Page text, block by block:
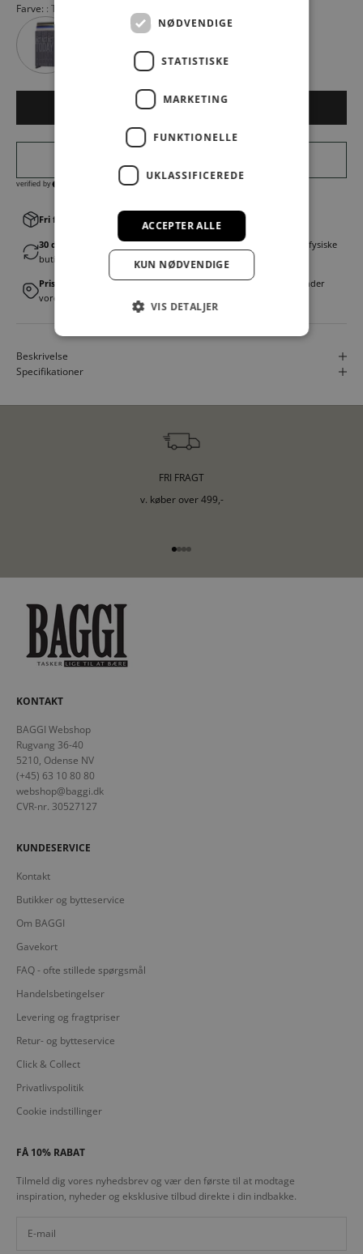
Farve: Titanium
Fri fragt v. køb over 499,00 kr.│Levering 1-3 hverdage
30 dages fortrydelsesret│Byt eller returner gratis i en af vores fysiske
butikker
Prismatch
│Vi tilbyder landsdækkende prisgaranti. Læs mere under
vores FAQ
Beskrivelse
Specifikationer
FRI FRAGT
v. køber over 499,-
Gå til element 1
Gå til element 2
Gå til element 3
Gå til element 4
KONTAKT
BAGGI Webshop
Rugvang 36-40
5210, Odense NV
(+45) 63 10 80 80
webshop@baggi.dk
CVR-nr. 30527127
KUNDESERVICE
Kontakt
Butikker og bytteservice
Om BAGGI
Gavekort
FAQ - ofte stillede spørgsmål
Handelsbetingelser
Levering og fragtpriser
Retur- og bytteservice
Click & Collect
Privatlivspolitik
Cookie indstillinger
FÅ 10% RABAT
Tilmeld dig vores nyhedsbrev og vær den første til at modtage
inspiration, nyheder og eksklusive tilbud direkte i din indbakke.
NØDVENDIGE
STATISTISKE
MARKETING
FUNKTIONELLE
UKLASSIFICEREDE
ACCEPTER ALLE
KUN NØDVENDIGE
VIS DETALJER